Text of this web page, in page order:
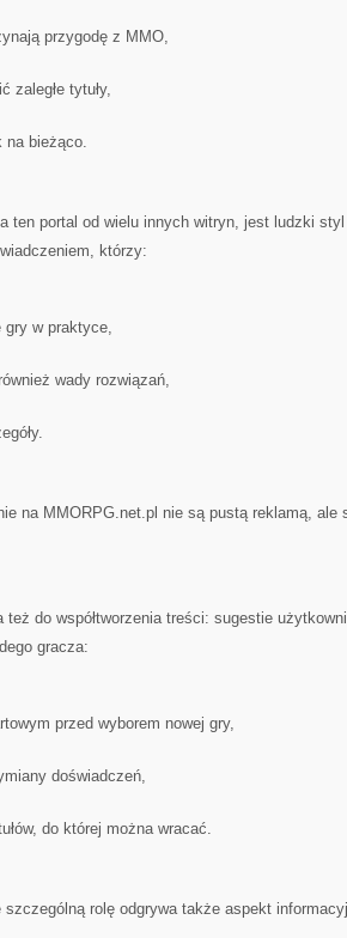
przygodę z MMO,
zaległe tytuły,
na bieżąco.
ten portal od wielu innych witryn, jest ludzki
którzy:
gry w praktyce,
wady rozwiązań,
na MMORPG.net.pl nie są pustą reklamą, ale
też do współtworzenia treści: sugestie
gracza:
przed wyborem nowej gry,
doświadczeń,
do której można wracać.
szczególną rolę odgrywa także aspekt